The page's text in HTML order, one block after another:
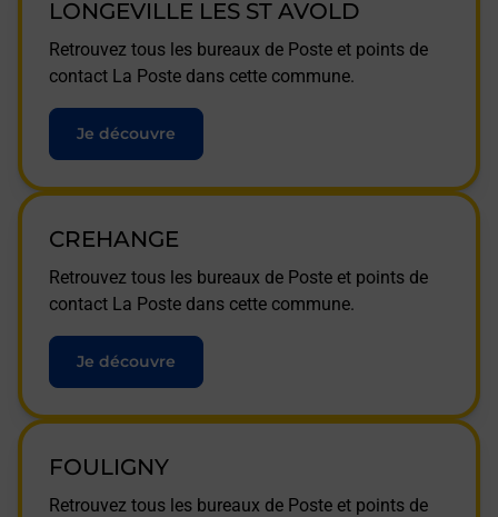
LONGEVILLE LES ST AVOLD
Retrouvez tous les bureaux de Poste et points de
contact La Poste dans cette commune.
Je découvre
CREHANGE
Retrouvez tous les bureaux de Poste et points de
contact La Poste dans cette commune.
Je découvre
FOULIGNY
Retrouvez tous les bureaux de Poste et points de